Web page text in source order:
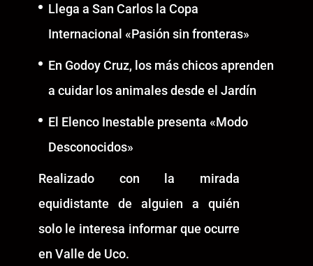
Llega a San Carlos la Copa
Internacional «Pasión sin fronteras»
En Godoy Cruz, los más chicos aprenden
a cuidar los animales desde el Jardín
El Elenco Inestable presenta «Modo
Desconocidos»
Realizado con la mirada
equidistante de alguien a quién
solo le interesa informar que ocurre
en Valle de Uco.